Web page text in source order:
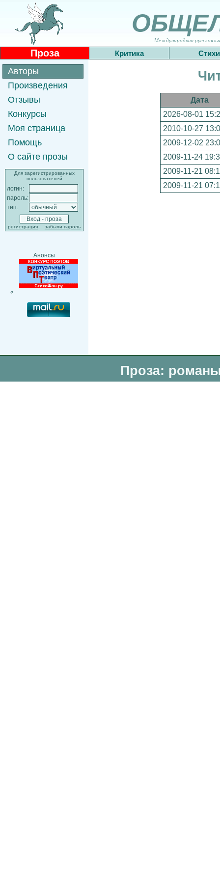
Международная
Проза Критика Стихи
Авторы
Произведения
Отзывы
Конкурсы
Моя страница
Помощь
О сайте прозы
Для зарегистрированных
пользователей
логин:
пароль:
тип:
регистрация забыли пароль
Анонсы
Дата
2026-08-01
2010-10-27
2009-12-02
2009-11-24
2009-11-21
2009-11-21
Проза: